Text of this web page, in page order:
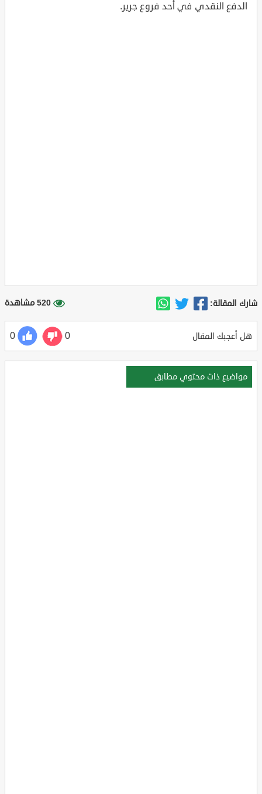
الدفع النقدي في أحد فروع جرير.
شارك المقالة: 520 مشاهدة
هل أعجبك المقال 0
0
مواضيع ذات محتوي مطابق